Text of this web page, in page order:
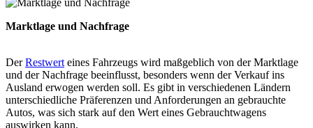
Marktlage und Nachfrage
DerRestwert eines Fahrzeugs wird maßgeblich von der Marktlage
und der Nachfrage beeinflusst, besonders wenn der Verkauf ins
Ausland erwogen werden soll. Es gibt in verschiedenen Ländern
unterschiedliche Präferenzen und Anforderungen an gebrauchte
Autos, was sich stark auf den Wert eines Gebrauchtwagens
auswirken kann.